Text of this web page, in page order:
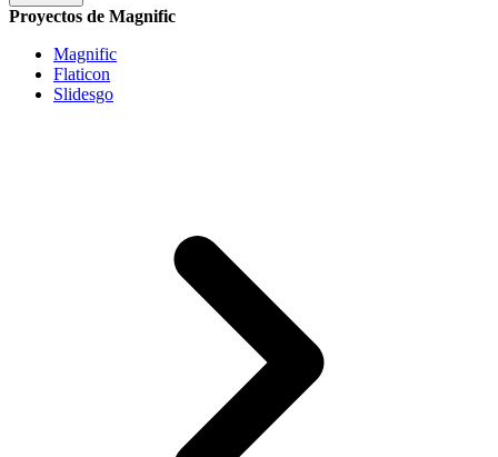
Proyectos de Magnific
Magnific
Flaticon
Slidesgo